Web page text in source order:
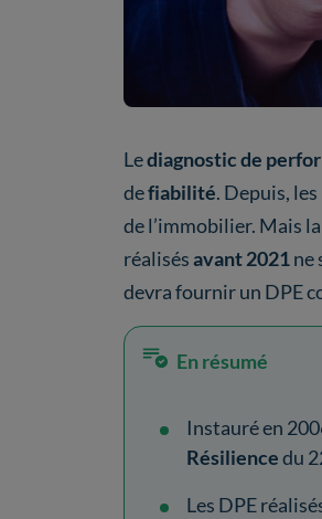
Lediagnostic de
defiabilité. Depuis,
de l’immobilier. Mais la
réalisésavant 2021ne
devra fournir un DPE
En résumé
Instauré en
Résiliencedu
Les DPE